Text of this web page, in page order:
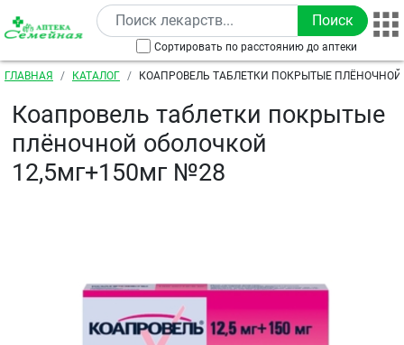
Перейти к основному содержанию
Сортировать по расстоянию до аптеки
Строка навигации
ГЛАВНАЯ КАТАЛОГ
КОАПРОВЕЛЬ ТАБЛЕТКИ ПОКРЫТЫЕ
Коапровель таблетки покрытые
плёночной оболочкой
12,5мг+150мг №28